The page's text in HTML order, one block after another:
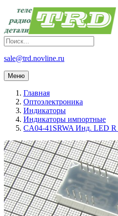
sale@trd.novline.ru
Меню
Главная
Оптоэлектроника
Индикаторы
Индикаторы импортные
CA04-41SRWA Инд. LED